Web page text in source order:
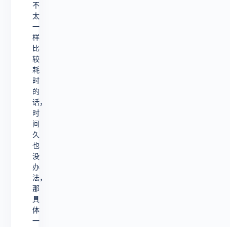
不
太
一
样
比
较
耗
时
的
话，
时
间
久
也
没
办
法，
那
具
体
一